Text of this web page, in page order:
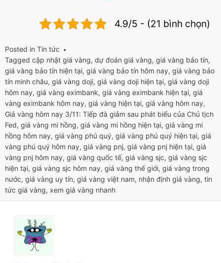
4.9/5 - (21 bình chọn)
Posted in Tin tức
Tagged cập nhật giá vàng, dự đoán giá vàng, giá vàng bảo tín,
giá vàng bảo tín hiện tại, giá vàng bảo tín hôm nay, giá vàng bảo
tín minh châu, giá vàng doji, giá vàng doji hiện tại, giá vàng doji
hôm nay, giá vàng eximbank, giá vàng eximbank hiện tại, giá
vàng eximbank hôm nay, giá vàng hiện tại, giá vàng hôm nay,
Giá vàng hôm nay 3/11: Tiếp đà giảm sau phát biểu của Chủ tịch
Fed, giá vàng mi hồng, giá vàng mi hồng hiện tại, giá vàng mi
hồng hôm nay, giá vàng phú quý, giá vàng phú quý hiện tại, giá
vàng phú quý hôm nay, giá vàng pnj, giá vàng pnj hiện tại, giá
vàng pnj hôm nay, giá vàng quốc tế, giá vàng sjc, giá vàng sjc
hiện tại, giá vàng sjc hôm nay, giá vàng thế giới, giá vàng trong
nước, giá vàng uy tín, giá vàng việt nam, nhận định giá vàng, tin
tức giá vàng, xem giá vàng nhanh